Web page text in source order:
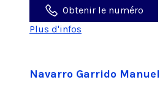
Obtenir le numéro
Plus d'infos
Navarro Garrido Manuel